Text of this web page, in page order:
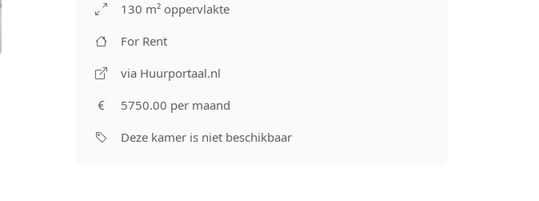
130 m² oppervlakte
For Rent
via Huurportaal.nl
5750.00 per maand
Deze kamer is niet beschikbaar